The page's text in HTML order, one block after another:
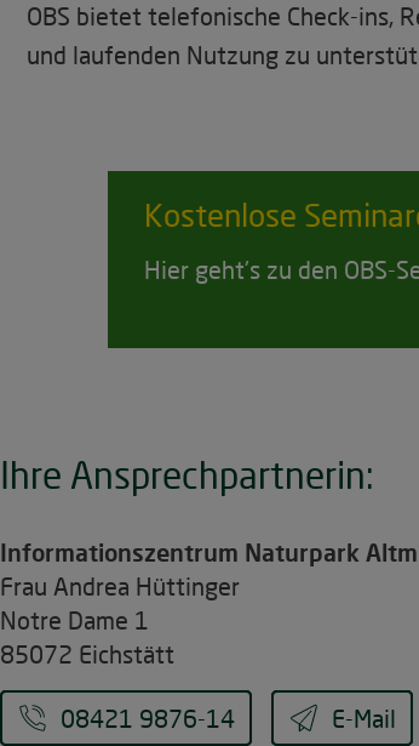
OBS bietet telefonische Check-ins,
und laufenden Nutzung zu
Kostenlose
Hier geht's zu den OBS-
Ihre Ansprechpartnerin:
Informationszentrum Naturpark
Frau Andrea Hüttinger
Notre Dame 1
85072 Eichstätt
08421 9876-14 E-Mail